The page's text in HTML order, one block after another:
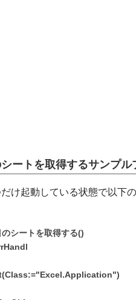
ートを取得するサンプル
け起動している状態で以下
シートを取得する()